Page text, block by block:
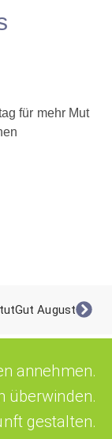
für mehr Mut
August
annehmen.
überwinden.
gestalten.